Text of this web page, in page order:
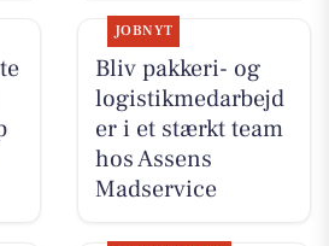
JOBNYT
Bliv pakkeri- og
logistikmedarbejd
er i et stærkt team
hos Assens
Madservice